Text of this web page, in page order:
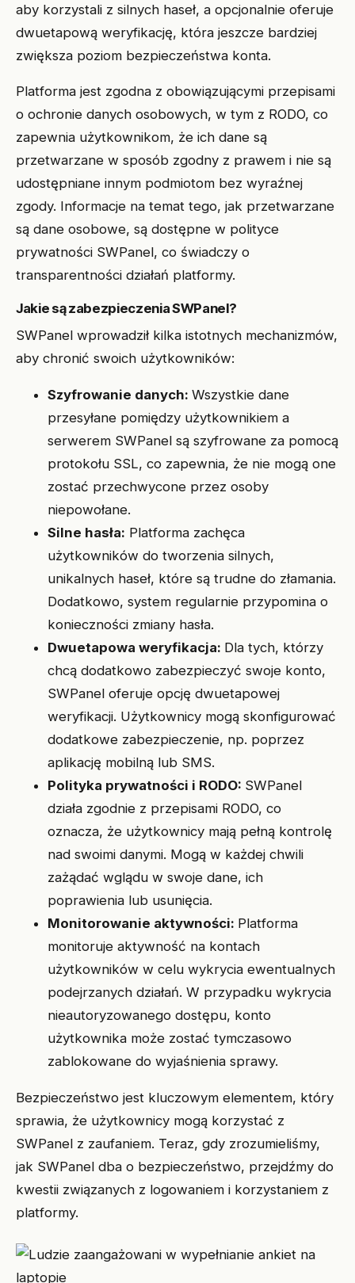
aby korzystali z silnych haseł, a opcjonalnie oferuje
dwuetapową weryfikację, która jeszcze bardziej
zwiększa poziom bezpieczeństwa konta.
Platforma jest zgodna z obowiązującymi przepisami
o ochronie danych osobowych, w tym z RODO, co
zapewnia użytkownikom, że ich dane są
przetwarzane w sposób zgodny z prawem i nie są
udostępniane innym podmiotom bez wyraźnej
zgody. Informacje na temat tego, jak przetwarzane
są dane osobowe, są dostępne w polityce
prywatności SWPanel, co świadczy o
transparentności działań platformy.
Jakie są zabezpieczenia SWPanel?
SWPanel wprowadził kilka istotnych mechanizmów,
aby chronić swoich użytkowników:
Szyfrowanie danych: Wszystkie dane
przesyłane pomiędzy użytkownikiem a
serwerem SWPanel są szyfrowane za pomocą
protokołu SSL, co zapewnia, że nie mogą one
zostać przechwycone przez osoby
niepowołane.
Silne hasła: Platforma zachęca
użytkowników do tworzenia silnych,
unikalnych haseł, które są trudne do złamania.
Dodatkowo, system regularnie przypomina o
konieczności zmiany hasła.
Dwuetapowa weryfikacja: Dla tych, którzy
chcą dodatkowo zabezpieczyć swoje konto,
SWPanel oferuje opcję dwuetapowej
weryfikacji. Użytkownicy mogą skonfigurować
dodatkowe zabezpieczenie, np. poprzez
aplikację mobilną lub SMS.
Polityka prywatności i RODO: SWPanel
działa zgodnie z przepisami RODO, co
oznacza, że użytkownicy mają pełną kontrolę
nad swoimi danymi. Mogą w każdej chwili
zażądać wglądu w swoje dane, ich
poprawienia lub usunięcia.
Monitorowanie aktywności: Platforma
monitoruje aktywność na kontach
użytkowników w celu wykrycia ewentualnych
podejrzanych działań. W przypadku wykrycia
nieautoryzowanego dostępu, konto
użytkownika może zostać tymczasowo
zablokowane do wyjaśnienia sprawy.
Bezpieczeństwo jest kluczowym elementem, który
sprawia, że użytkownicy mogą korzystać z
SWPanel z zaufaniem. Teraz, gdy zrozumieliśmy,
jak SWPanel dba o bezpieczeństwo, przejdźmy do
kwestii związanych z logowaniem i korzystaniem z
platformy.